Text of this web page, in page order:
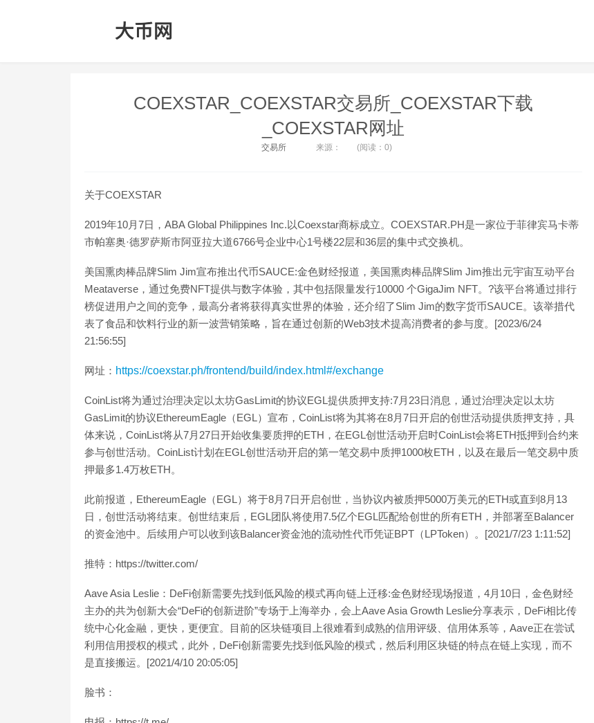
COEXSTAR_COEXSTAR交易所_COEXSTAR下载
_COEXSTAR网址
交易所 来源： (阅读：0)
关于COEXSTAR
2019年10月7日，ABA Global Philippines Inc.以Coexstar商标成立。COEXSTAR.PH是一家位于菲律宾马卡蒂
市帕塞奥·德罗萨斯市阿亚拉大道6766号企业中心1号楼22层和36层的集中式交换机。
美国熏肉棒品牌Slim Jim宣布推出代币SAUCE:金色财经报道，美国熏肉棒品牌Slim Jim推出元宇宙互动平台
Meataverse，通过免费NFT提供与数字体验，其中包括限量发行10000 个GigaJim NFT。?该平台将通过排行
榜促进用户之间的竞争，最高分者将获得真实世界的体验，还介绍了Slim Jim的数字货币SAUCE。该举措代
表了食品和饮料行业的新一波营销策略，旨在通过创新的Web3技术提高消费者的参与度。[2023/6/24
21:56:55]
网址： https://coexstar.ph/frontend/build/index.html#/exchange
CoinList将为通过治理决定以太坊GasLimit的协议EGL提供质押支持:7月23日消息，通过治理决定以太坊
GasLimit的协议EthereumEagle（EGL）宣布，CoinList将为其将在8月7日开启的创世活动提供质押支持，具
体来说，CoinList将从7月27日开始收集要质押的ETH，在EGL创世活动开启时CoinList会将ETH抵押到合约来
参与创世活动。CoinList计划在EGL创世活动开启的第一笔交易中质押1000枚ETH，以及在最后一笔交易中质
押最多1.4万枚ETH。
此前报道，EthereumEagle（EGL）将于8月7日开启创世，当协议内被质押5000万美元的ETH或直到8月13
日，创世活动将结束。创世结束后，EGL团队将使用7.5亿个EGL匹配给创世的所有ETH，并部署至Balancer
的资金池中。后续用户可以收到该Balancer资金池的流动性代币凭证BPT（LPToken）。[2021/7/23 1:11:52]
推特：https://twitter.com/
Aave Asia Leslie：DeFi创新需要先找到低风险的模式再向链上迁移:金色财经现场报道，4月10日，金色财经
主办的共为创新大会“DeFi的创新进阶”专场于上海举办，会上Aave Asia Growth Leslie分享表示，DeFi相比传
统中心化金融，更快，更便宜。目前的区块链项目上很难看到成熟的信用评级、信用体系等，Aave正在尝试
利用信用授权的模式，此外，DeFi创新需要先找到低风险的模式，然后利用区块链的特点在链上实现，而不
是直接搬运。[2021/4/10 20:05:05]
脸书：